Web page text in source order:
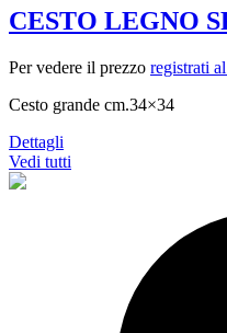
CESTO LEGNO
Per vedere il prezzo registrati
Cesto grande cm.34×34
Dettagli
Vedi tutti